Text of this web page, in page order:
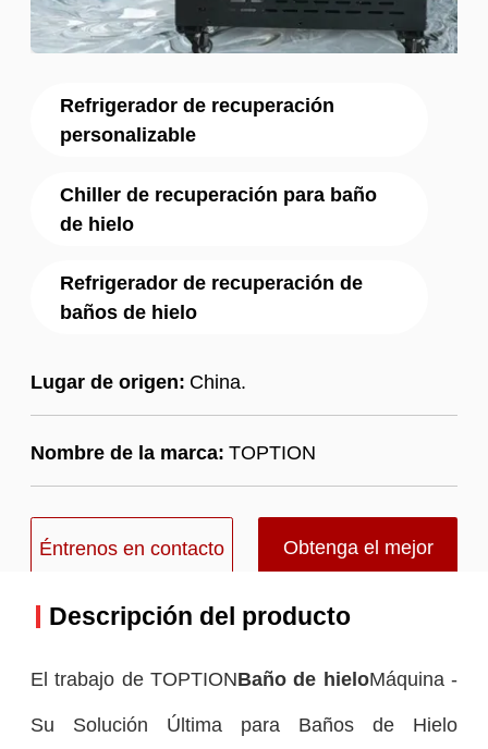
Refrigerador de recuperación
personalizable
Chiller de recuperación para baño
de hielo
Refrigerador de recuperación de
baños de hielo
Lugar de origen: China.
Nombre de la marca: TOPTION
Éntrenos en contacto
con
Obtenga el mejor
precio
Descripción del producto
El trabajo de TOPTIONBaño de hieloMáquina -
Su Solución Última para Baños de Hielo